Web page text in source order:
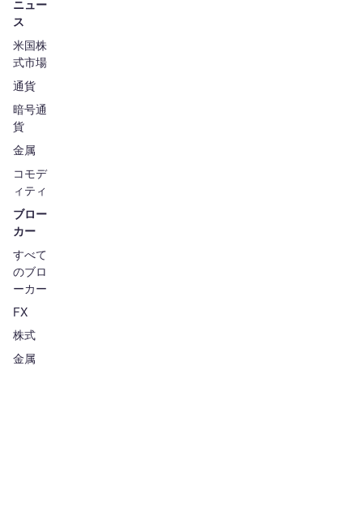
ニュー
ス
米国株
式市場
通貨
暗号通
貨
金属
コモデ
ィティ
ブロー
カー
すべて
のブロ
ーカー
FX
株式
金属